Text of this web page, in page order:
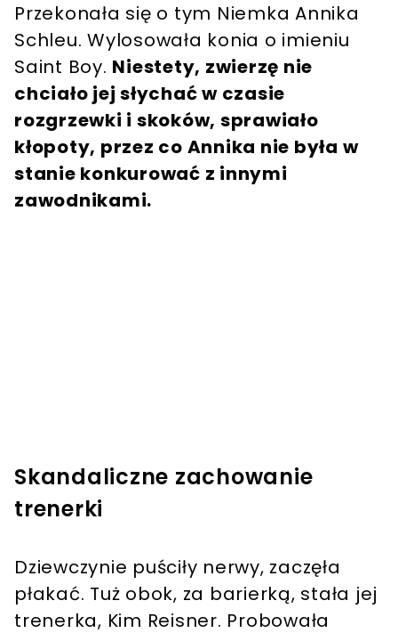
Przekonała się o tym Niemka Annika
Schleu. Wylosowała konia o imieniu
Saint Boy. Niestety, zwierzę nie
chciało jej słychać w czasie
rozgrzewki i skoków, sprawiało
kłopoty, przez co Annika nie była w
stanie konkurować z innymi
zawodnikami.
Skandaliczne zachowanie
trenerki
Dziewczynie puściły nerwy, zaczęła
płakać. Tuż obok, za barierką, stała jej
trenerka, Kim Reisner. Probowała